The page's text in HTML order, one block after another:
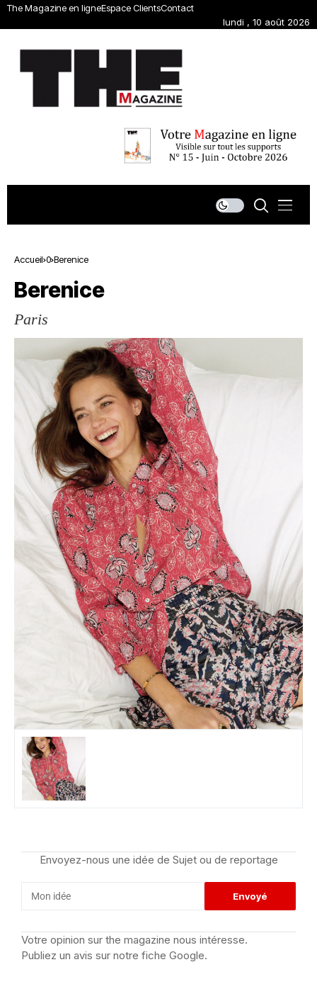
The Magazine en ligneEspace ClientsContact
lundi , 10 août 2026
Accueil 0 Berenice
Berenice
Paris
Envoyez-nous une idée de Sujet ou de reportage
Votre opinion sur the magazine nous intéresse.
Publiez un avis sur notre fiche Google.